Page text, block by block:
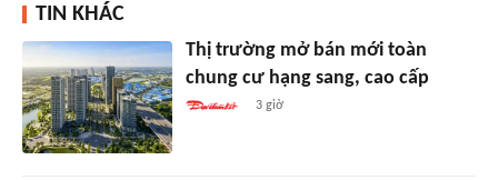
TIN KHÁC
Thị trường mở bán mới toàn
chung cư hạng sang, cao cấp
3 giờ